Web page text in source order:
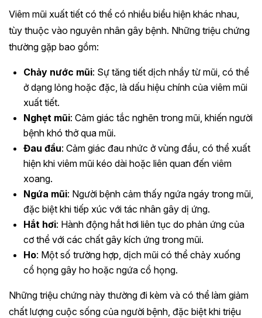
Viêm mũi xuất tiết có thể có nhiều biểu hiện khác nhau,
tùy thuộc vào nguyên nhân gây bệnh. Những triệu chứng
thường gặp bao gồm:
Chảy nước mũi: Sự tăng tiết dịch nhầy từ mũi, có thể
ở dạng lỏng hoặc đặc, là dấu hiệu chính của viêm mũi
xuất tiết.
Nghẹt mũi: Cảm giác tắc nghẽn trong mũi, khiến người
bệnh khó thở qua mũi.
Đau đầu: Cảm giác đau nhức ở vùng đầu, có thể xuất
hiện khi viêm mũi kéo dài hoặc liên quan đến viêm
xoang.
Ngứa mũi: Người bệnh cảm thấy ngứa ngáy trong mũi,
đặc biệt khi tiếp xúc với tác nhân gây dị ứng.
Hắt hơi: Hành động hắt hơi liên tục do phản ứng của
cơ thể với các chất gây kích ứng trong mũi.
Ho: Một số trường hợp, dịch mũi có thể chảy xuống
cổ họng gây ho hoặc ngứa cổ họng.
Những triệu chứng này thường đi kèm và có thể làm giảm
chất lượng cuộc sống của người bệnh, đặc biệt khi triệu